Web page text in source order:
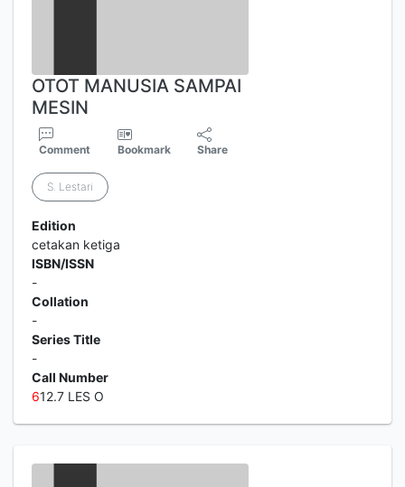
OTOT MANUSIA SAMPAI
MESIN
Comment Bookmark Share
S. Lestari
Edition
cetakan ketiga
ISBN/ISSN
-
Collation
-
Series Title
-
Call Number
612.7 LES O